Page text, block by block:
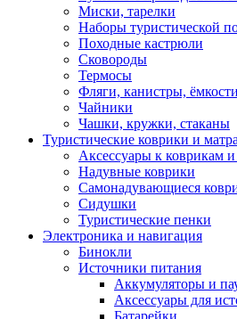
Миски, тарелки
Наборы туристической
Походные кастрюли
Сковороды
Термосы
Фляги, канистры, ёмкости
Чайники
Чашки, кружки, стаканы
Туристические коврики и
Аксессуары к коврикам
Надувные коврики
Самонадувающиеся
Сидушки
Туристические пенки
Электроника и навигация
Бинокли
Источники питания
Аккумуляторы и
Аксессуары для
Батарейки